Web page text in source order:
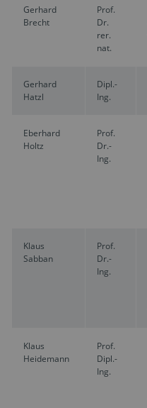
Gerhard
Brecht
Prof.
Dr.
rer.
nat.
Gerhard
Hatzl
Dipl.-
Ing.
Eberhard
Holtz
Prof.
Dr.-
Ing.
Klaus
Sabban
Prof.
Dr.-
Ing.
Klaus
Heidemann
Prof.
Dipl.-
Ing.